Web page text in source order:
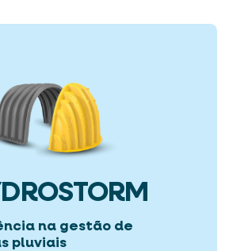
na gestão de
pluviais